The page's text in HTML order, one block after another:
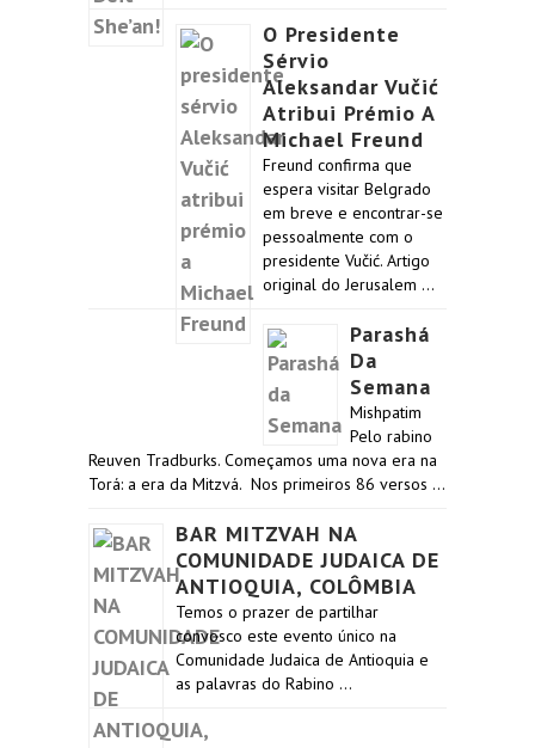
O Presidente
Sérvio
Aleksandar Vučić
Atribui Prémio A
Michael Freund
Freund confirma que
espera visitar Belgrado
em breve e encontrar-se
pessoalmente com o
presidente Vučić. Artigo
original do Jerusalem …
Parashá
Da
Semana
Mishpatim
Pelo rabino
Reuven Tradburks. Começamos uma nova era na
Torá: a era da Mitzvá. Nos primeiros 86 versos …
BAR MITZVAH NA
COMUNIDADE JUDAICA DE
ANTIOQUIA, COLÔMBIA
Temos o prazer de partilhar
convosco este evento único na
Comunidade Judaica de Antioquia e
as palavras do Rabino …